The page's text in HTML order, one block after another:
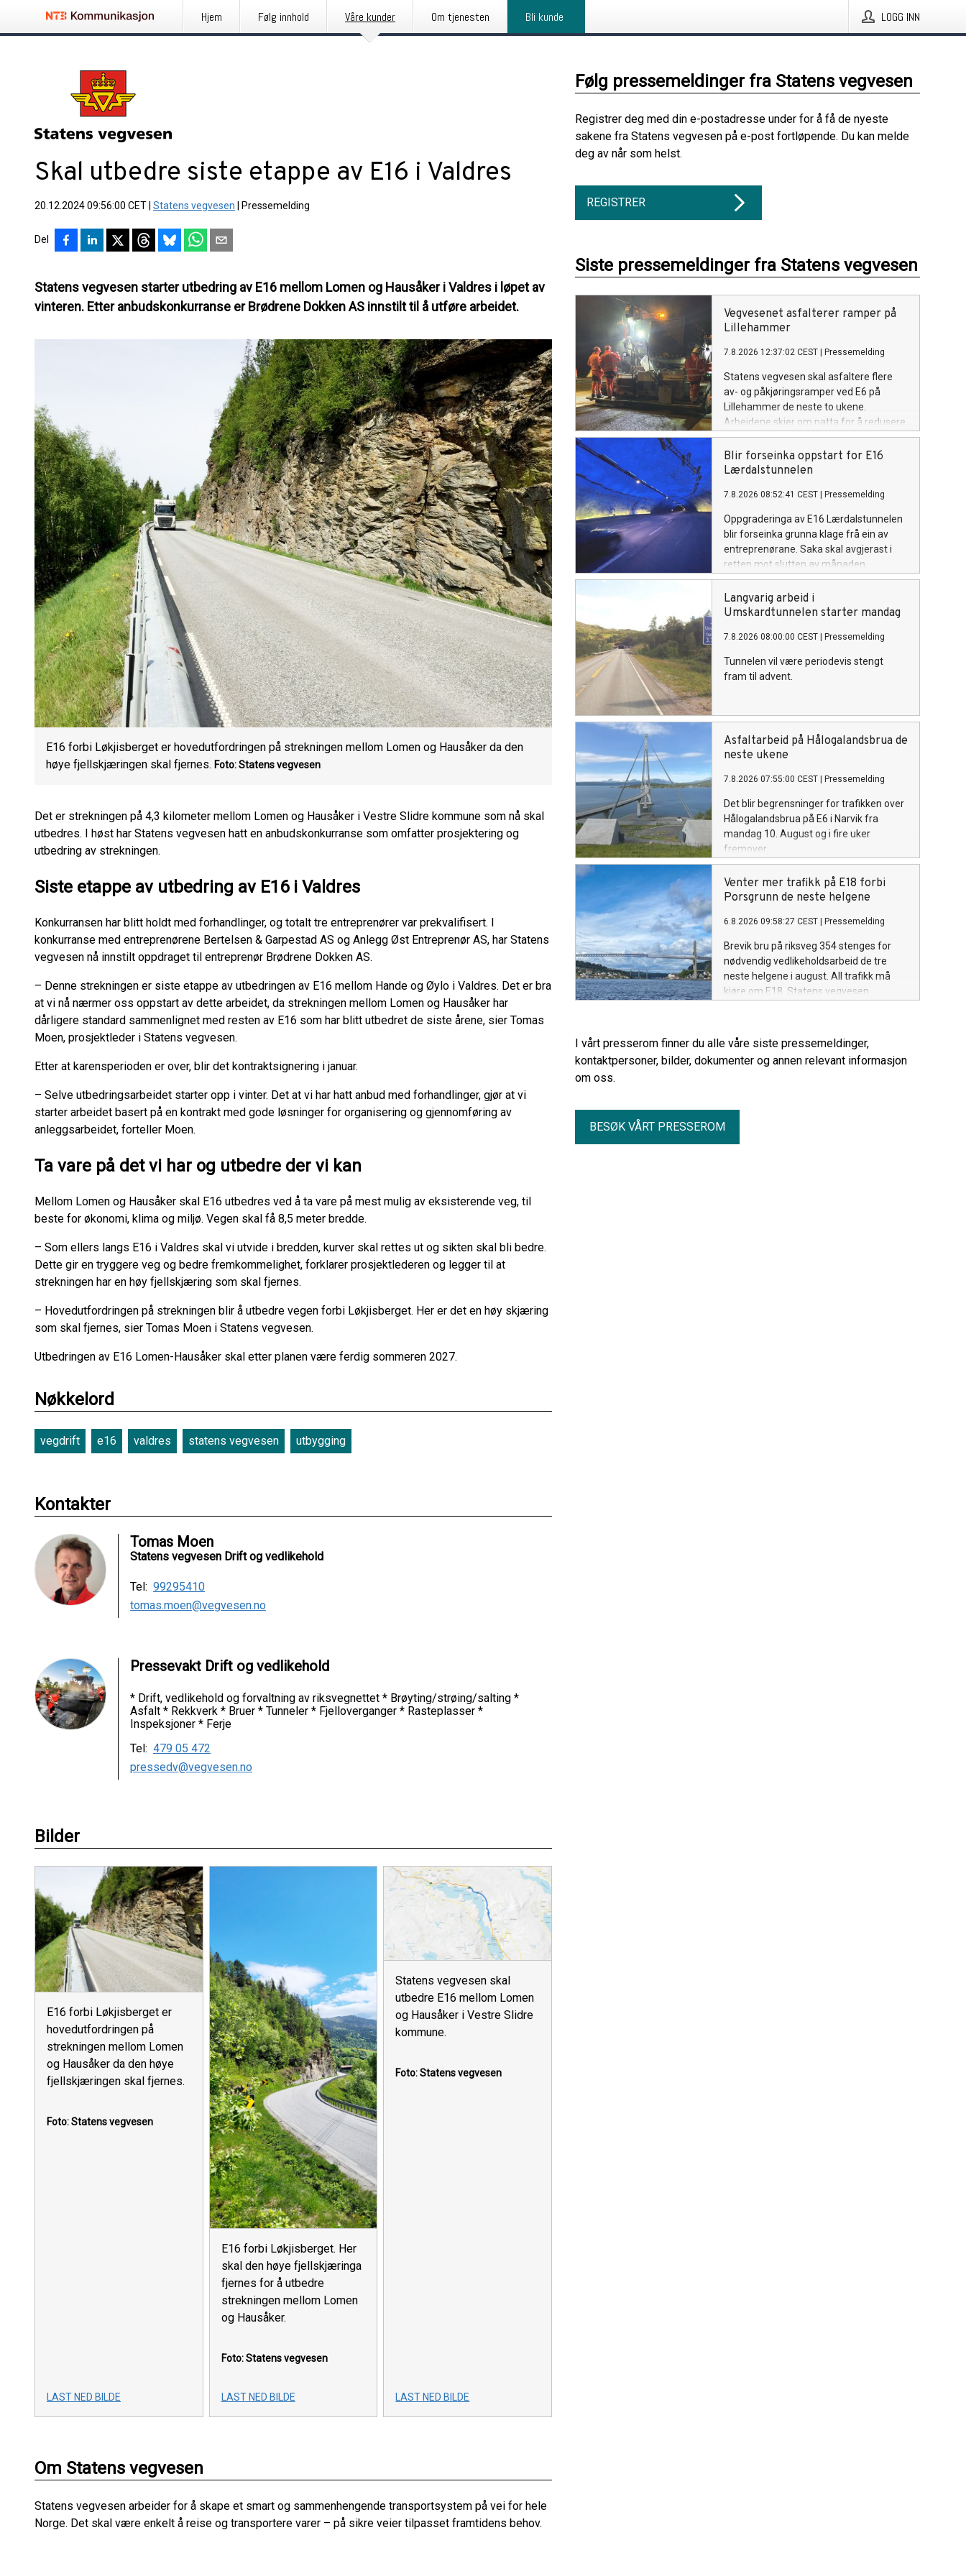
Hjem Følg innhold Våre kunder Om tjenesten Bli kunde LOGG INN
Skal utbedre siste etappe av E16 i Valdres
20.12.2024 09:56:00 CET Statens vegvesen Pressemelding
Del
Statens vegvesen starter utbedring av E16 mellom Lomen og Hausåker i Valdres i løpet av
vinteren. Etter anbudskonkurranse er Brødrene Dokken AS innstilt til å utføre arbeidet.
E16 forbi Løkjisberget er hovedutfordringen på strekningen mellom Lomen og Hausåker da den
høye fjellskjæringen skal fjernes. Foto: Statens vegvesen
Det er strekningen på 4,3 kilometer mellom Lomen og Hausåker i Vestre Slidre kommune som nå skal
utbedres. I høst har Statens vegvesen hatt en anbudskonkurranse som omfatter prosjektering og
utbedring av strekningen.
Siste etappe av utbedring av E16 i Valdres
Konkurransen har blitt holdt med forhandlinger, og totalt tre entreprenører var prekvalifisert. I
konkurranse med entreprenørene Bertelsen & Garpestad AS og Anlegg Øst Entreprenør AS, har Statens
vegvesen nå innstilt oppdraget til entreprenør Brødrene Dokken AS.
– Denne strekningen er siste etappe av utbedringen av E16 mellom Hande og Øylo i Valdres. Det er bra
at vi nå nærmer oss oppstart av dette arbeidet, da strekningen mellom Lomen og Hausåker har
dårligere standard sammenlignet med resten av E16 som har blitt utbedret de siste årene, sier Tomas
Moen, prosjektleder i Statens vegvesen.
Etter at karensperioden er over, blir det kontraktsignering i januar.
– Selve utbedringsarbeidet starter opp i vinter. Det at vi har hatt anbud med forhandlinger, gjør at vi
starter arbeidet basert på en kontrakt med gode løsninger for organisering og gjennomføring av
anleggsarbeidet, forteller Moen.
Ta vare på det vi har og utbedre der vi kan
Mellom Lomen og Hausåker skal E16 utbedres ved å ta vare på mest mulig av eksisterende veg, til
beste for økonomi, klima og miljø. Vegen skal få 8,5 meter bredde.
– Som ellers langs E16 i Valdres skal vi utvide i bredden, kurver skal rettes ut og sikten skal bli bedre.
Dette gir en tryggere veg og bedre fremkommelighet, forklarer prosjektlederen og legger til at
strekningen har en høy fjellskjæring som skal fjernes.
– Hovedutfordringen på strekningen blir å utbedre vegen forbi Løkjisberget. Her er det en høy skjæring
som skal fjernes, sier Tomas Moen i Statens vegvesen.
Utbedringen av E16 Lomen-Hausåker skal etter planen være ferdig sommeren 2027.
Nøkkelord
vegdrift e16 valdres statens vegvesen utbygging
Kontakter
Tomas Moen
Statens vegvesen Drift og vedlikehold
Tel: 99295410
tomas.moen@vegvesen.no
Pressevakt Drift og vedlikehold
* Drift, vedlikehold og forvaltning av riksvegnettet * Brøyting/strøing/salting *
Asfalt * Rekkverk * Bruer * Tunneler * Fjelloverganger * Rasteplasser *
Inspeksjoner * Ferje
Tel: 479 05 472
pressedv@vegvesen.no
Bilder
E16 forbi Løkjisberget er
hovedutfordringen på
strekningen mellom Lomen
og Hausåker da den høye
fjellskjæringen skal fjernes.
Foto: Statens vegvesen
LAST NED BILDE
E16 forbi Løkjisberget. Her
skal den høye fjellskjæringa
fjernes for å utbedre
strekningen mellom Lomen
og Hausåker.
Foto: Statens vegvesen
LAST NED BILDE
Statens vegvesen skal
utbedre E16 mellom Lomen
og Hausåker i Vestre Slidre
kommune.
Foto: Statens vegvesen
LAST NED BILDE
Om Statens vegvesen
Statens vegvesen arbeider for å skape et smart og sammenhengende transportsystem på vei for hele
Norge. Det skal være enkelt å reise og transportere varer – på sikre veier tilpasset framtidens behov.
Følg pressemeldinger fra Statens vegvesen
Registrer deg med din e-postadresse under for å få de nyeste
sakene fra Statens vegvesen på e-post fortløpende. Du kan melde
deg av når som helst.
REGISTRER
Siste pressemeldinger fra Statens vegvesen
Vegvesenet asfalterer ramper på
Lillehammer
7.8.2026 12:37:02 CEST Pressemelding
Statens vegvesen skal asfaltere flere
av- og påkjøringsramper ved E6 på
Lillehammer de neste to ukene.
Arbeidene skjer om natta for å redusere
ulempene for trafikantene.
Blir forseinka oppstart for E16
Lærdalstunnelen
7.8.2026 08:52:41 CEST Pressemelding
Oppgraderinga av E16 Lærdalstunnelen
blir forseinka grunna klage frå ein av
entreprenørane. Saka skal avgjerast i
retten mot slutten av månaden.
Langvarig arbeid i
Umskardtunnelen starter mandag
7.8.2026 08:00:00 CEST Pressemelding
Tunnelen vil være periodevis stengt
fram til advent.
Asfaltarbeid på Hålogalandsbrua de
neste ukene
7.8.2026 07:55:00 CEST Pressemelding
Det blir begrensninger for trafikken over
Hålogalandsbrua på E6 i Narvik fra
mandag 10. August og i fire uker
fremover.
Venter mer trafikk på E18 forbi
Porsgrunn de neste helgene
6.8.2026 09:58:27 CEST Pressemelding
Brevik bru på riksveg 354 stenges for
nødvendig vedlikeholdsarbeid de tre
neste helgene i august. All trafikk må
kjøre om E18. Statens vegvesen
I vårt presserom finner du alle våre siste pressemeldinger,
kontaktpersoner, bilder, dokumenter og annen relevant informasjon
om oss.
BESØK VÅRT PRESSEROM